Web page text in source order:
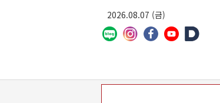
2026.08.07 (금)